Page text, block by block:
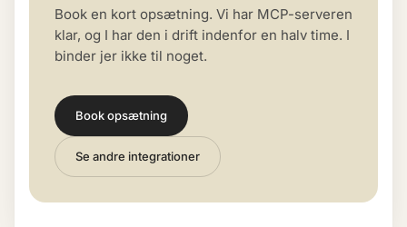
Book en kort opsætning. Vi har MCP-serveren
klar, og I har den i drift indenfor en halv time. I
binder jer ikke til noget.
Book opsætning
Se andre integrationer